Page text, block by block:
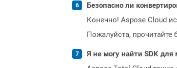
Безопасно ли
Конечно! Aspose Cloud
Пожалуйста,
Я не могу найти SDK